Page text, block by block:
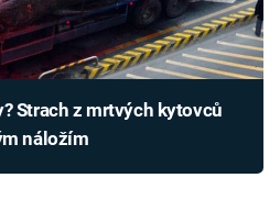
Strach z mrtvých kytovců
náložím